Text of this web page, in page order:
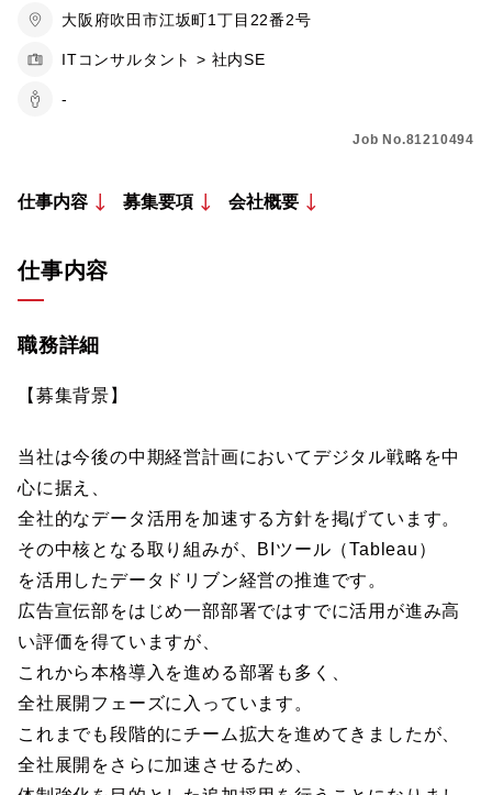
大阪府吹田市江坂町1丁目22番2号
ITコンサルタント > 社内SE
-
Job No.81210494
仕事内容 募集要項 会社概要
仕事内容
職務詳細
【募集背景】
当社は今後の中期経営計画においてデジタル戦略を中
心に据え、
全社的なデータ活用を加速する方針を掲げています。
その中核となる取り組みが、BIツール（Tableau）
を活用したデータドリブン経営の推進です。
広告宣伝部をはじめ一部部署ではすでに活用が進み高
い評価を得ていますが、
これから本格導入を進める部署も多く、
全社展開フェーズに入っています。
これまでも段階的にチーム拡大を進めてきましたが、
全社展開をさらに加速させるため、